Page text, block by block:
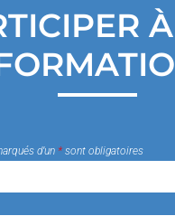
d’un *sont obligatoires